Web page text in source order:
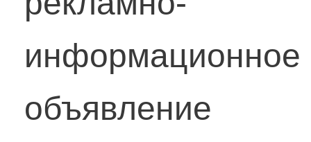
информационное
объявление